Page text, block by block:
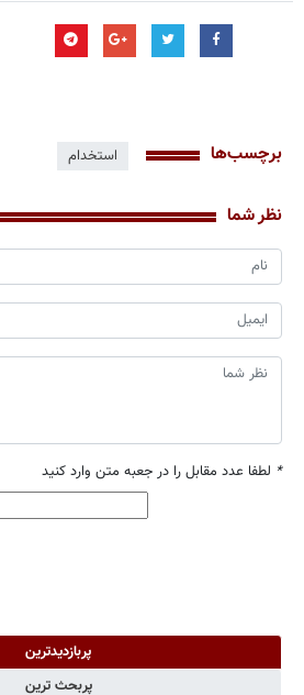
برچسب‌ها استخدام
نظر شما
* لطفا عدد مقابل را در جعبه متن وارد کنید
پربازدیدترین
پربحث ترین